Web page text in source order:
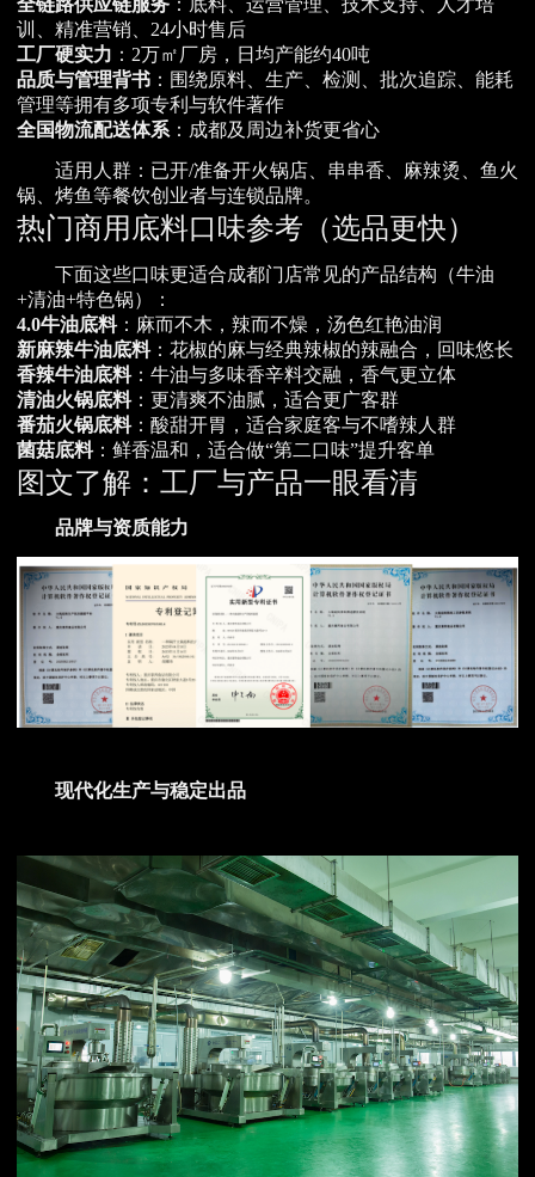
全链路供应链服务 ：底料、运营管理、技术支持、人才培
训、精准营销、24小时售后
工厂硬实力 ：2万㎡厂房，日均产能约40吨
品质与管理背书 ：围绕原料、生产、检测、批次追踪、能耗
管理等拥有多项专利与软件著作
全国物流配送体系：成都及周边补货更省心
适用人群：已开/准备开火锅店、串串香、麻辣烫、鱼火
锅、烤鱼等餐饮创业者与连锁品牌。
热门商用底料口味参考（选品更快）
下面这些口味更适合成都门店常见的产品结构（牛油
+清油+特色锅）：
4.0牛油底料：麻而不木，辣而不燥，汤色红艳油润
新麻辣牛油底料：花椒的麻与经典辣椒的辣融合，回味悠长
香辣牛油底料：牛油与多味香辛料交融，香气更立体
清油火锅底料：更清爽不油腻，适合更广客群
番茄火锅底料：酸甜开胃，适合家庭客与不嗜辣人群
菌菇底料：鲜香温和，适合做“第二口味”提升客单
图文了解：工厂与产品一眼看清
品牌与资质能力
现代化生产与稳定出品